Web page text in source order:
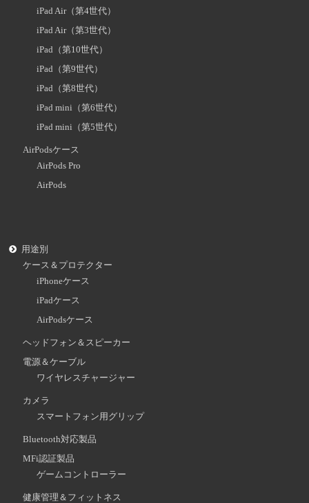
iPad Air（第4世代）
iPad Air（第3世代）
iPad（第10世代）
iPad（第9世代）
iPad（第8世代）
iPad mini（第6世代）
iPad mini（第5世代）
AirPodsケース
AirPods Pro
AirPods
用途別
ケース＆プロテクター
iPhoneケース
iPadケース
AirPodsケース
ヘッドフォン＆スピーカー
電源＆ケーブル
ワイヤレスチャージャー
カメラ
スマートフォン用グリップ
Bluetooth対応製品
MFi認証製品
ゲームコントローラー
健康管理＆フィットネス